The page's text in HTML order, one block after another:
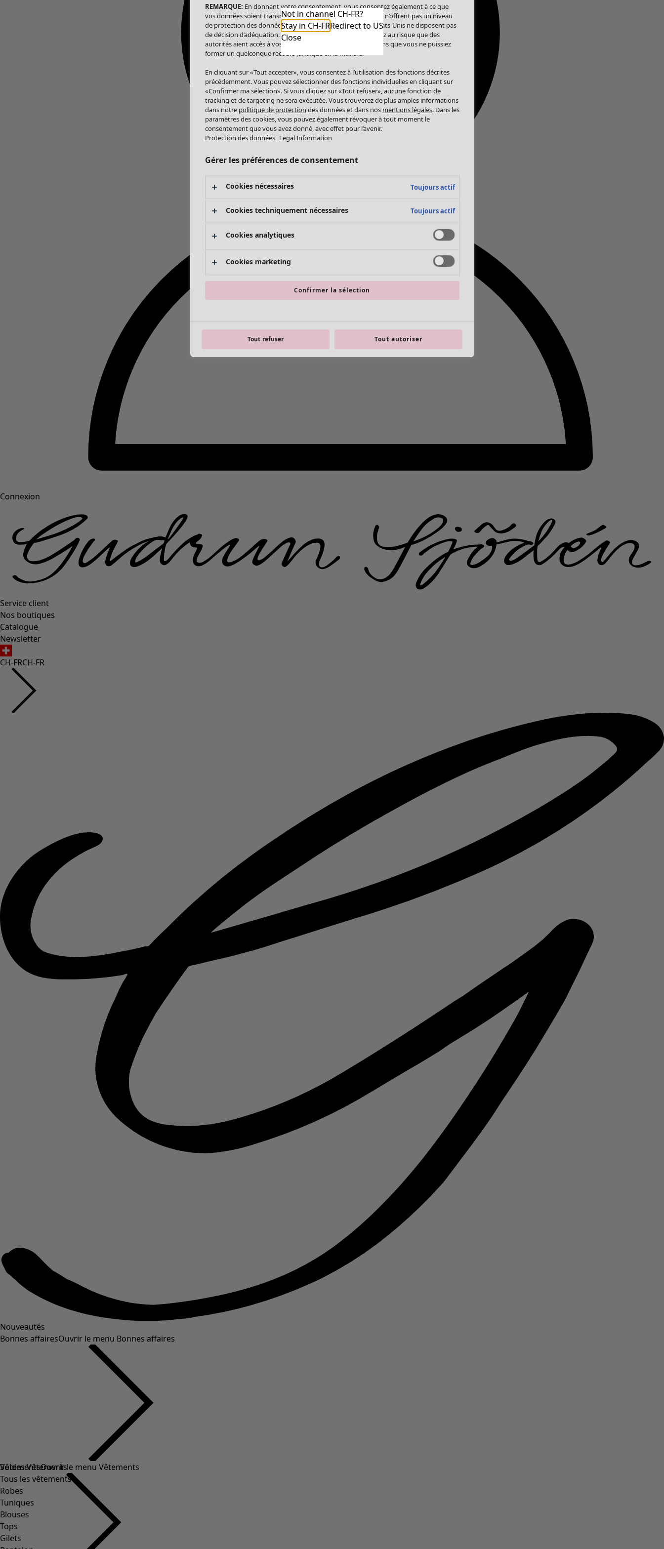
Connexion
Service client
Nos boutiques
Catalogue
Newsletter
CH-FRCH-FR
Nouveautés
Bonnes affairesOuvrir le menu Bonnes affaires
Soldes Vêtements
Tous les vêtements
Robes
Tuniques
Blouses
Tops
Gilets
VêtementsOuvrir le menu Vêtements
Not in channel CH-FR?
Stay in CH-FRRedirect to US
Close
REMARQUE: En donnant votre consentement, vous consentez également à ce que
vos données soient transmises aux États-Unis. Les États-Unis n’offrent pas un niveau
de protection des données comparable à celui de l’UE. Les États-Unis ne disposent pas
de décision d’adéquation. Par conséquent, vous vous exposez au risque que des
autorités aient accès à vos données à caractère personnel sans que vous ne puissiez
former un quelconque recours juridique en la matière.
En cliquant sur «Tout accepter», vous consentez à l’utilisation des fonctions décrites
précédemment. Vous pouvez sélectionner des fonctions individuelles en cliquant sur
«Confirmer ma sélection». Si vous cliquez sur «Tout refuser», aucune fonction de
tracking et de targeting ne sera exécutée. Vous trouverez de plus amples informations
dans notre politique de protection des données et dans nos mentions légales. Dans les
paramètres des cookies, vous pouvez également révoquer à tout moment le
consentement que vous avez donné, avec effet pour l’avenir.
Protection des données Legal Information
Gérer les préférences de consentement
Cookies nécessaires Toujours actif
Cookies techniquement nécessaires Toujours actif
Cookies analytiques
Cookies marketing
Confirmer la sélection
Tout refuser Tout autoriser